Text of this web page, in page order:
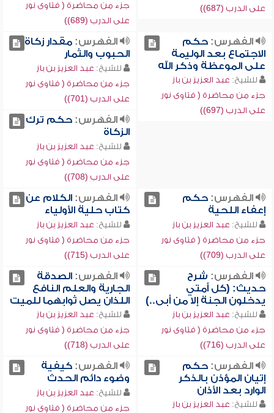
على الدرب (687))
جزء من محاضرة ( فتاوى نور
على الدرب (689))
الفهرس:حكم
الاجتماع بعد الوليمة
على الموعظة وذكر الله
للشيخ: عبد العزيز بن باز
جزء من محاضرة ( فتاوى نور
على الدرب (697))
الفهرس:مقدار زكاة
الحبوب والثمار
للشيخ: عبد العزيز بن باز
جزء من محاضرة ( فتاوى نور
على الدرب (701))
الفهرس:حكم ترك
الزكاة
للشيخ: عبد العزيز بن باز
جزء من محاضرة ( فتاوى نور
على الدرب (708))
الفهرس:حكم
إعفاء اللحية
للشيخ: عبد العزيز بن باز
جزء من محاضرة ( فتاوى نور
على الدرب (709))
الفهرس:الكلام عن
كتاب حلية الأولياء
للشيخ: عبد العزيز بن باز
جزء من محاضرة ( فتاوى نور
على الدرب (715))
الفهرس: شرح
حديث: (كل أمتي
يدخلون الجنة إلا من أبى..)
للشيخ: عبد العزيز بن باز
جزء من محاضرة ( فتاوى نور
على الدرب (716))
الفهرس:الصدقة
الجارية والعلم النافع
اللذان يصل ثوابهما للميت
للشيخ: عبد العزيز بن باز
جزء من محاضرة ( فتاوى نور
على الدرب (718))
الفهرس:حكم
إتيان المؤذن بالذكر
الوارد بعد الأذان
للشيخ: عبد العزيز بن باز
الفهرس:كيفية
وضوء دائم الحدث
للشيخ: عبد العزيز بن باز
جزء من محاضرة ( فتاوى نور